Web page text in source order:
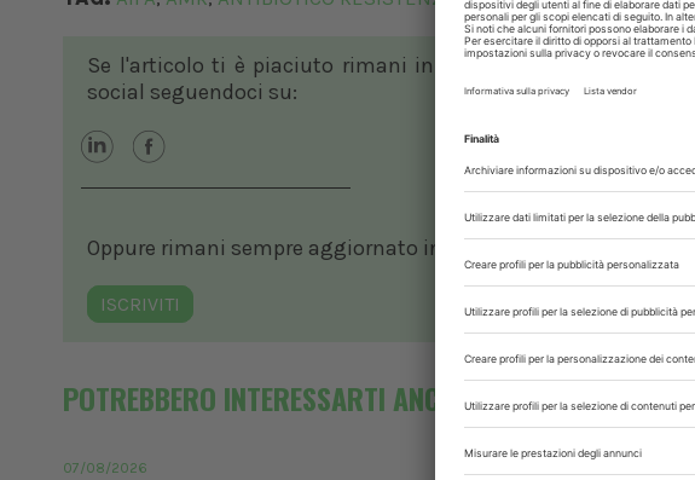
Se l'articolo ti è piaciuto rimani in contatto con noi sui
social seguendoci su:
Oppure rimani sempre aggiornato in ambito veterinario,
ISCRIVITI
POTREBBERO INTERESSARTI ANCHE
07/08/2026